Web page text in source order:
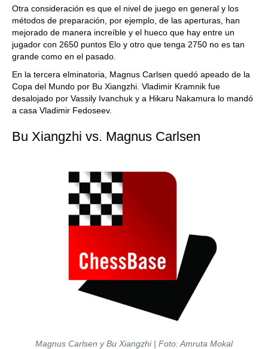
Otra consideración es que el nivel de juego en general y los
métodos de preparación, por ejemplo, de las aperturas, han
mejorado de manera increíble y el hueco que hay entre un
jugador con 2650 puntos Elo y otro que tenga 2750 no es tan
grande como en el pasado.
En la tercera elminatoria, Magnus Carlsen quedó apeado de la
Copa del Mundo por Bu Xiangzhi. Vladimir Kramnik fue
desalojado por Vassily Ivanchuk y a Hikaru Nakamura lo mandó
a casa Vladimir Fedoseev.
Bu Xiangzhi vs. Magnus Carlsen
Magnus Carlsen y Bu Xiangzhi | Foto: Amruta Mokal